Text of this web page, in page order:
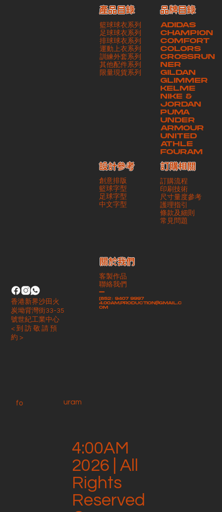
相關價目，貴客最終確認後將獲取正式完整單據，請安排繳付貨款訂金以
啟動貨品製作 4 / 商品印製 訂金核實後，4AM 團隊將隨即開始製作 5
/ 貨品提取 商品製作完成後，4AM 團隊將聯絡貴客安排貨款餘額及提取
貨品。貴客可選擇最適合的付款方式以及取貨安排
交易單據。如貴客欲更改電郵地址，請與 4AM 團隊聯絡 - 貴客的付款
記錄可透過電郵 或 WhatsApp平台（ 請註明訂單編號 ）交予4AM 團
隊核實有關款項 - 任何轉帳或換匯交易手續費等額外費用，一概不歸屬
本公司之責任 - 貴客請於收獲本公司正式訂購單據後 3 個工作天內安排
付款。如未能按期繳付所需款項，貴客須緻交因逾期所衍生之額外行政費
請與4AM團隊職員聯絡預約取貨時間｜​ ・ GoGoVan ｜即日完成配送
服務｜運費由貴客現金支付司機｜ ・ 順豐速運 ｜貨件運送需要多於2－
3個工作天｜到付｜​ - 貴客請於貨品可取日起之 10 個工作天內安排提取
貨品，如逾期未取，本公司將不予保存相關貨品。有關貨款訂金將不予歸
還，貴客仍須負責貨款餘額 - 貴客請於收貨時小心核對貨品數量及檢查
貨品品質 - 基於 S.F. Express / GoGoVan 等託運商為第三方服務，
本公司將保證貨品安全到達第三方手中。如第三方在運送過程中引致任何
有關貨品之遺失、損毀、誤投或運送延誤，本公司一律不負責
4:00AM
2026 | All
Rights
Reserved
產品目錄
籃球球衣系列
足球球衣系列
排球球衣系列
運動上衣系列
訓練外套系列
其他配件系列
​限量現貨系列
ADIDAS
CHAMPION
COMFORT
COLORS
CROSSRUN
NER
GILDAN
GLIMMER
KELME
NIKE &
JORDAN
PUMA
UNDER
ARMOUR
UNITED
ATHLE
FOURAM
品牌目錄
創意排版
籃球字型
足球字型
​中文字型
設計參考
訂購流程
印刷技術
尺寸量度參考
護理指引
條款及細則
​常見問題
訂購相關
客製作品
聯絡我們
-
(852）9407 9997
4.00am.production@gmail.c
om
​關於我們
香港新界沙田火
炭坳背灣街33-35
號世紀工業中心
< 到 訪 敬 請 預
約 >
fo uram